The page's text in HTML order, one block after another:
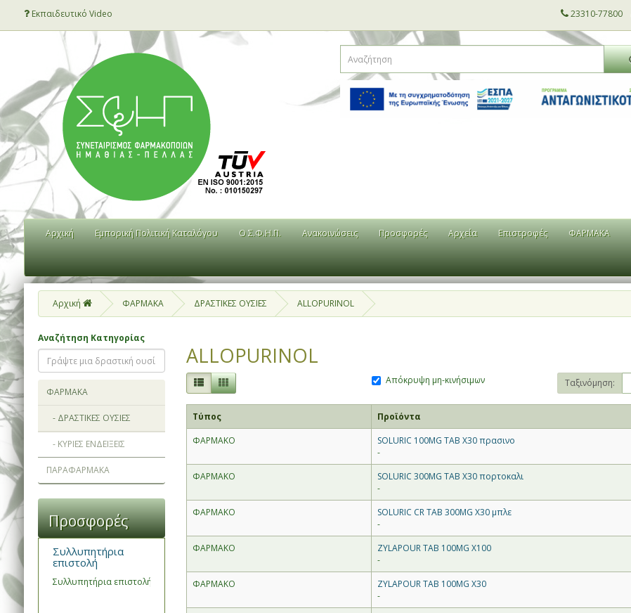
Εκπαιδευτικό Video 23310-77800
Αρχική Εμπορική Πολιτική Καταλόγου Ο Σ.Φ.Η.Π. Ανακοινώσεις Προσφορές Αρχεία Επιστροφές ΦΑΡΜΑΚΑ
Αρχική ΦΑΡΜΑΚΑ ΔΡΑΣΤΙΚΕΣ ΟΥΣΙΕΣ ALLOPURINOL
Αναζήτηση Κατηγορίας
ΦΑΡΜΑΚΑ
- ΔΡΑΣΤΙΚΕΣ ΟΥΣΙΕΣ
- ΚΥΡΙΕΣ ΕΝΔΕΙΞΕΙΣ
ΠΑΡΑΦΑΡΜΑΚΑ
Προσφορές
Συλλυπητήρια
επιστολή
Συλλυπητήρια επιστολή του Συνεταιρισμού Φαρμακοποιών Ημαθίας και Πέλλας
ALLOPURINOL
Απόκρυψη μη-κινήσιμων Ταξινόμηση:
Τύπος
Προϊόντα
ΦΑΡΜΑΚΟ
SOLURIC 100MG TAB X30 πρασινο
-
ΦΑΡΜΑΚΟ
SOLURIC 300MG TAB X30 πορτοκαλι
-
ΦΑΡΜΑΚΟ
SOLURIC CR TAB 300MG X30 μπλε
-
ΦΑΡΜΑΚΟ
ZYLAPOUR TAB 100MG Χ100
-
ΦΑΡΜΑΚΟ
ZYLAPOUR TAB 100MG Χ30
-